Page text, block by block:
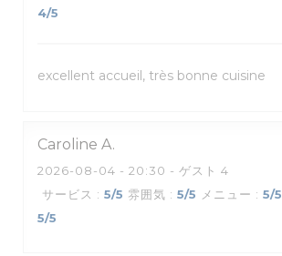
4/5
excellent accueil, très bonne cuisine
Caroline A
2026-08-04 - 20:30 - ゲスト 4
サービス : 5/5 雰囲気 : 5/5 メニュー : 5/5
5/5